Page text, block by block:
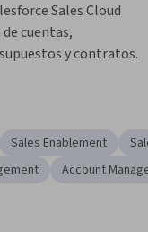
Sales Cloud
cuentas,
y contratos.
Sales Enablement
Account